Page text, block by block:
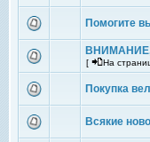
Помогите
[ На
Покупка
Всякие